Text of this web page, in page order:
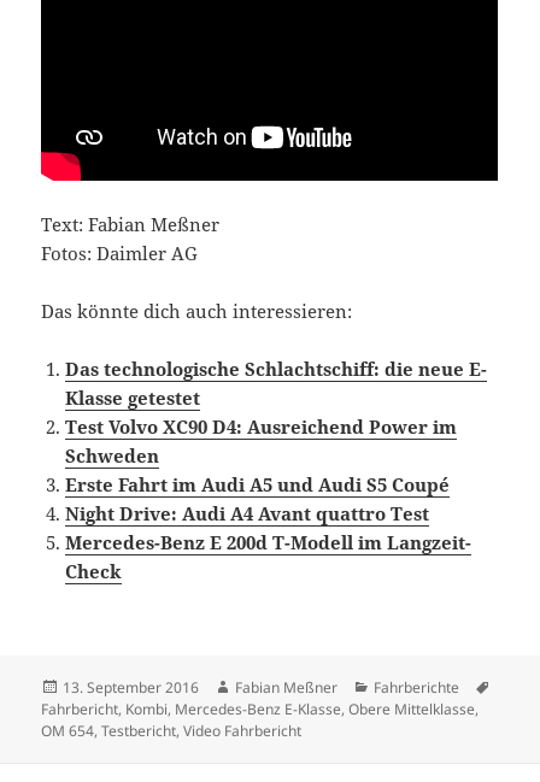
Text: Fabian Meßner
Fotos: Daimler AG
Das könnte dich auch interessieren:
Das technologische Schlachtschiff: die neue E-
Klasse getestet
Test Volvo XC90 D4: Ausreichend Power im
Schweden
Erste Fahrt im Audi A5 und Audi S5 Coupé
Night Drive: Audi A4 Avant quattro Test
Mercedes-Benz E 200d T-Modell im Langzeit-
Check
Veröffentlicht
am
13. September 2016 Autor
Fabian Meßner Kategorien
Fahrberichte
Fahrbericht, Kombi, Mercedes-Benz E-Klasse,Obere Mittelklasse,
OM 654,Testbericht,Video Fahrbericht